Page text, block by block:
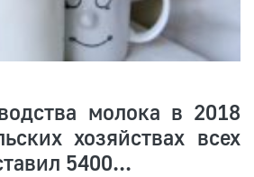
молока в 2018
хозяйствах всех
5400...